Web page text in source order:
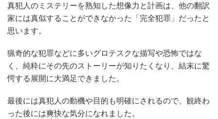
真犯人のミステリーを熟知した想像力と計画は、他の翻訳
家には真似することができなかった「完全犯罪」だったと
思います。
猟奇的な犯罪などに多いグロテスクな描写や恐怖ではな
く、純粋にその先のストーリーが知りたくなり、結末に驚
愕する展開に大満足できました。
最後には真犯人の動機や目的も明確にされるので、観終わ
った後には爽快な気分になれました。